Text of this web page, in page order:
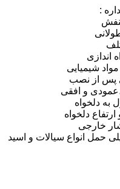
:
اندازی
شیمیایی
پس از نصب
و افقی
به دلخواه
دلخواه
خارجی
حمل انواع سیالات و اسید